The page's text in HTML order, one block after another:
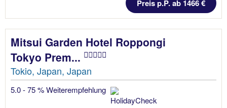
Preis p.P. ab 1466 €
Mitsui Garden Hotel Roppongi
Tokyo Prem...
Tokio, Japan, Japan
5.0 - 75 % Weiterempfehlung